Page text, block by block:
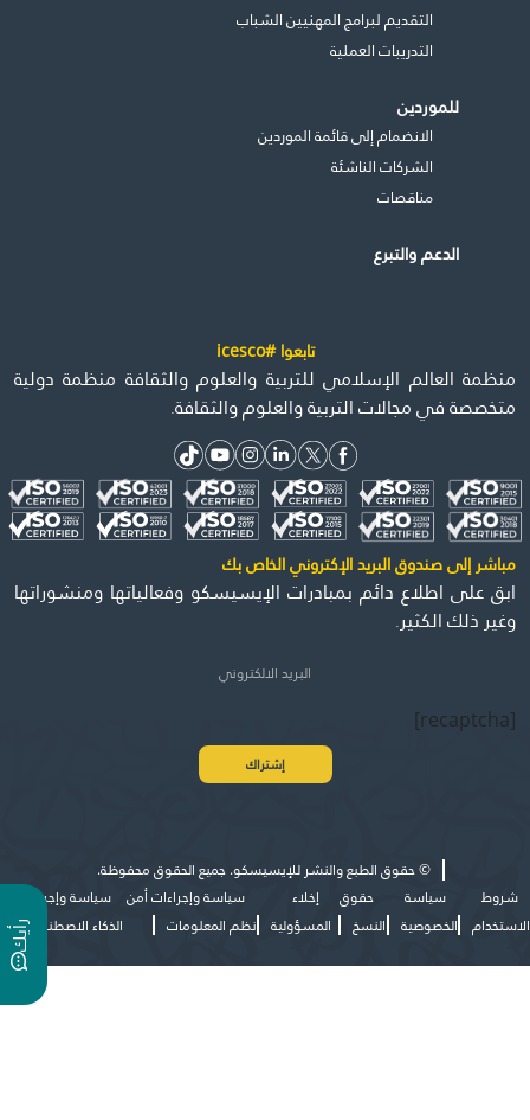
ر
أ
ي
ك
التقديم لبرامج المهنيين الشباب
التدريبات العملية
للموردين
الانضمام إلى قائمة الموردين
الشركات الناشئة
مناقصات
الدعم والتبرع
تابعوا #icesco
منظمة العالم الإسلامي للتربية والعلوم والثقافة منظمة دولية
متخصصة في مجالات التربية والعلوم والثقافة.
مباشر إلى صندوق البريد الإكتروني الخاص بك
ابق على اطلاع دائم بمبادرات الإيسيسكو وفعالياتها ومنشوراتها
وغير ذلك الكثير.
[recaptcha]
©حقوق الطبع والنشر للإيسيسكو. جميع الحقوق محفوظة.
شروط
الاستخدام
سياسة
الخصوصية
حقوق
النسخ
إخلاء
المسؤولية
سياسة وإجراءات أمن
نظم المعلومات
سياسة وإجراءات
الذكاء الاصطناعي